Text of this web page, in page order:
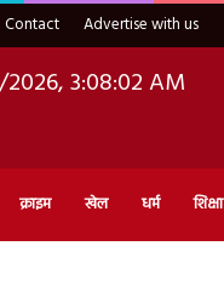
Contact Advertise with us
3:08:03 AM
क्राइम खेल धर्म शिक्षा